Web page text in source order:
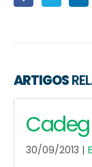
ARTIGOS
30/09/2013 |